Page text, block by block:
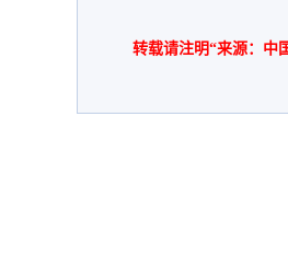
转载请注明“来源：中